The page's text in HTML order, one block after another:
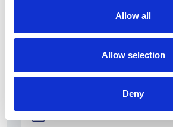
Allow all
Allow selection
Deny